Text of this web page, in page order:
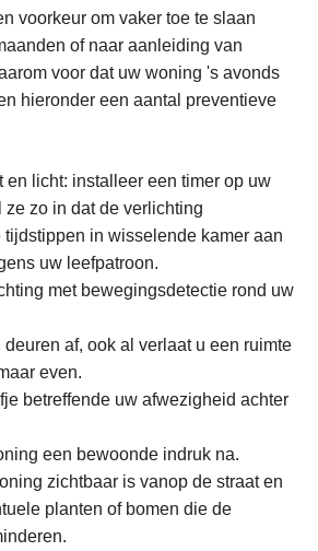
voorkeur om vaker toe te slaan
of naar aanleiding van
voor dat uw woning 's avonds
hieronder een aantal preventieve
en licht: installeer een timer op uw
ze zo in dat de verlichting
in wisselende kamer aan
uw leefpatroon.
met bewegingsdetectie rond uw
deuren af, ook al verlaat u een ruimte
even.
betreffende uw afwezigheid achter
een bewoonde indruk na.
zichtbaar is vanop de straat en
planten of bomen die de